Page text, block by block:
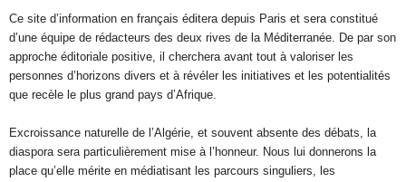
Ce site d’information en français éditera depuis Paris et sera constitué
d’une équipe de rédacteurs des deux rives de la Méditerranée. De par son
approche éditoriale positive, il cherchera avant tout à valoriser les
personnes d’horizons divers et à révéler les initiatives et les potentialités
que recèle le plus grand pays d’Afrique.
Excroissance naturelle de l’Algérie, et souvent absente des débats, la
diaspora sera particulièrement mise à l’honneur. Nous lui donnerons la
place qu’elle mérite en médiatisant les parcours singuliers, les